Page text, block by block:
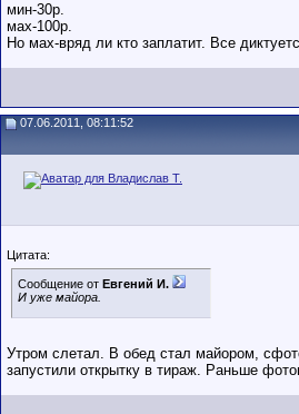
мин-30р.
мах-100р.
Но мах-вряд ли кто заплатит. Все
07.06.2011, 08:11:52
Цитата:
Сообщение от Евгений И.
И уже майора.
Утром слетал. В обед стал майором,
запустили открытку в тираж. Раньше